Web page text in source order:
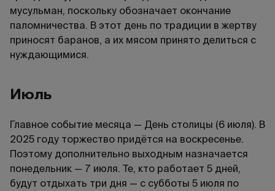
мусульман, поскольку обозначает окончание
паломничества. В этот день по традиции в жертву
приносят баранов, а их мясом принято делиться с
нуждающимися.
Июль
Главное событие месяца — День столицы (6 июля). В
2025 году торжество придётся на воскресенье.
Поэтому дополнительно выходным назначается
понедельник — 7 июля. Те, кто работает 5 дней,
будут отдыхать три дня — с субботы 5 июля по